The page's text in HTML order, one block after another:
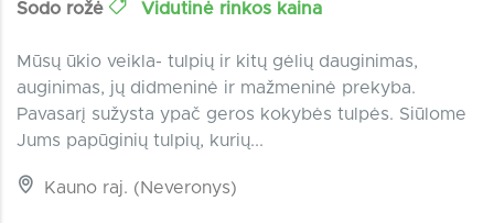
Sodo rožė Vidutinė rinkos kaina
Mūsų ūkio veikla- tulpių ir kitų gėlių dauginimas,
auginimas, jų didmeninė ir mažmeninė prekyba.
Pavasarį sužysta ypač geros kokybės tulpės. Siūlome
Jums papūginių tulpių, kurių...
Kauno raj. (Neveronys)